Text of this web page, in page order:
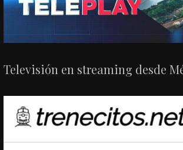
Televisión en streaming desde